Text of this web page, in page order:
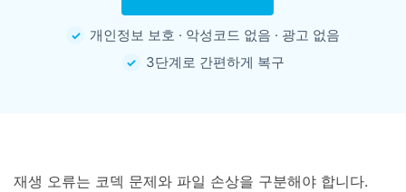
Recoverit - Mac 버전
Mac 시스템에서 무제한 데이터 복구
디바이스 복구하기
드라이브에서 복구
삭제된 파일 복구
개인정보 보호 · 악성코드 없음 · 광고 없음
3단계로 간편하게 복구
재생 오류는 코덱 문제와 파일 손상을 구분해야 합니다.